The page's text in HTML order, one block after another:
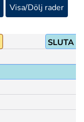
Visa/Dölj rader
SLUTA